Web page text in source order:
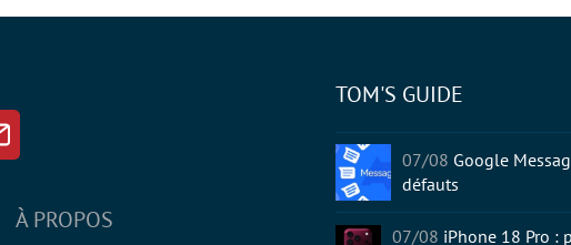
Newsletter
À PROPOS
TOM'S GUIDE
07/08 Google
défauts
07/08 iPhone 18 Pro :